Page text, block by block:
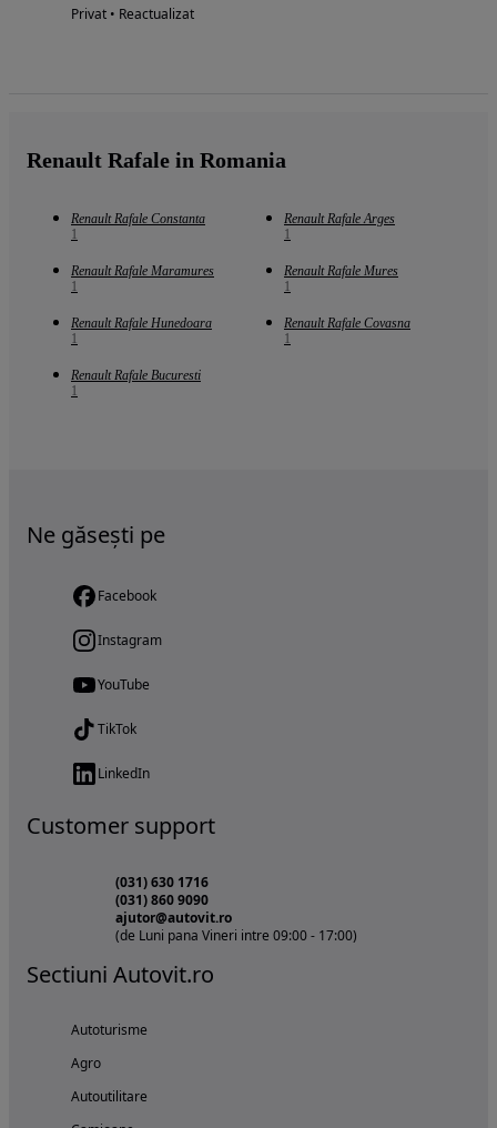
Privat • Reactualizat
Renault Rafale in Romania
Renault Rafale Constanta
1
Renault Rafale Arges
1
Renault Rafale Maramures
1
Renault Rafale Mures
1
Renault Rafale Hunedoara
1
Renault Rafale Covasna
1
Renault Rafale Bucuresti
1
Ne găsești pe
Facebook
Instagram
YouTube
TikTok
LinkedIn
Customer support
(031) 630 1716
(031) 860 9090
ajutor@autovit.ro
(de Luni pana Vineri intre 09:00 - 17:00)
Sectiuni Autovit.ro
Autoturisme
Agro
Autoutilitare